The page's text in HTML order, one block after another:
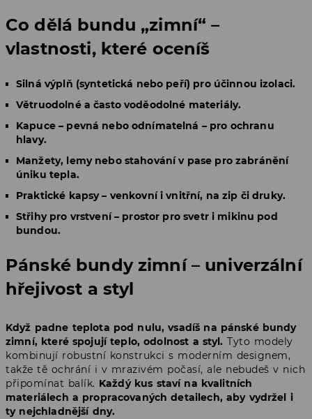
Co dělá bundu „zimní“ –
vlastnosti, které oceníš
Silná výplň (syntetická nebo peří) pro účinnou izolaci.
Větruodolné a často voděodolné materiály.
Kapuce – pevná nebo odnímatelná – pro ochranu
hlavy.
Manžety, lemy nebo stahování v pase pro zabránění
úniku tepla.
Praktické kapsy – venkovní i vnitřní, na zip či druky.
Střihy pro vrstvení – prostor pro svetr i mikinu pod
bundou.
Pánské bundy zimní – univerzální
hřejivost a styl
Když padne teplota pod nulu, vsadíš na pánské bundy
zimní, které spojují teplo, odolnost a styl. Tyto modely
kombinují robustní konstrukci s moderním designem,
takže tě ochrání i v mrazivém počasí, ale nebudeš v nich
připomínat balík. Každý kus staví na kvalitních
materiálech a propracovaných detailech, aby vydržel i
ty nejchladnější dny.